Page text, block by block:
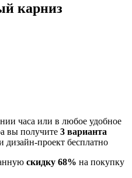
карниз
часа или в любое удобное
вы получите 3 варианта
дизайн-проект бесплатно
скидку 68% на покупку